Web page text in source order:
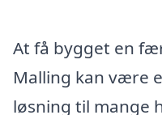
At få bygget en
Malling kan være
løsning til mange